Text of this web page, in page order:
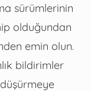
sürümlerinin
olduğundan
emin olun.
bildirimler